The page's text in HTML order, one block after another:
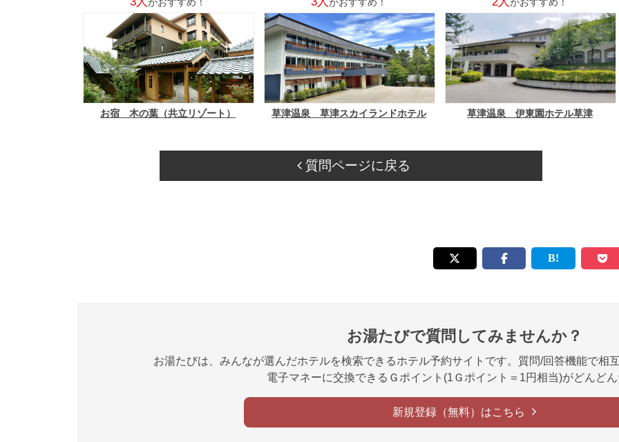
お宿 木の葉（共立リゾート） 草津温泉 草津スカイランドホテル 草津温泉 伊東園ホテル草津
質問ページに戻る
お湯たびで質問してみませんか？
お湯たびは、みんなが選んだホテルを検索できるホテル予約サイトです。質問/回答機能で相
電子マネーに交換できるＧポイント(1Ｇポイント＝1円相当)がどんど
新規登録（無料）はこちら